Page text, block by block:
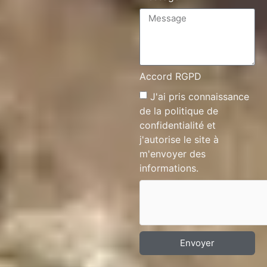
Accord RGPD
J'ai pris connaissance
de la politique de
confidentialité et
j'autorise le site à
m'envoyer des
informations.
Envoyer